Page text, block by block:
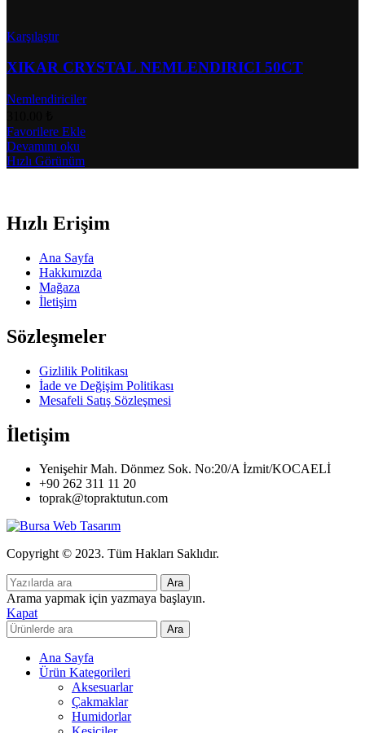
Karşılaştır
XIKAR CRYSTAL NEMLENDIRICI 50CT
Nemlendiriciler
Favorilere Ekle
Devamını oku
Hızlı Görünüm
Hızlı Erişim
Ana Sayfa
Hakkımızda
Mağaza
İletişim
Sözleşmeler
Gizlilik Politikası
İade ve Değişim Politikası
Mesafeli Satış Sözleşmesi
İletişim
Yenişehir Mah. Dönmez Sok. No:20/A İzmit/KOCAELİ
+90 262 311 11 20
toprak@topraktutun.com
Copyright © 2023. Tüm Hakları Saklıdır.
Ara
Arama yapmak için yazmaya başlayın.
Kapat
Ara
Ana Sayfa
Ürün Kategorileri
Aksesuarlar
Çakmaklar
Humidorlar